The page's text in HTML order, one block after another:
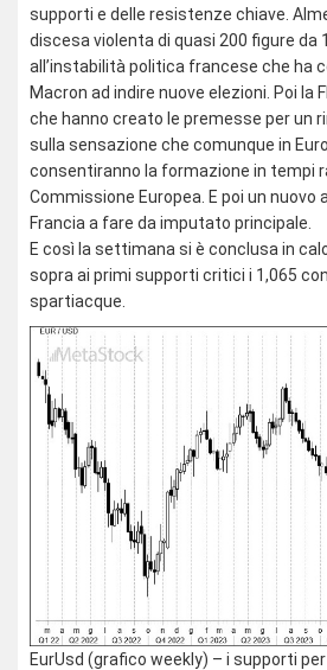
supporti e delle resistenze chiave.
discesa violenta di quasi 200 figure da
all’instabilità politica francese che ha
Macron ad indire nuove elezioni. Poi la
che hanno creato le premesse per un
sulla sensazione che comunque in
consentiranno la formazione in tempi
Commissione Europea. E poi un
Francia a fare da imputato principale.
E così la settimana si è conclusa in
sopra ai primi supporti critici i 1,065
spartiacque.
EurUsd (grafico weekly) – i supporti